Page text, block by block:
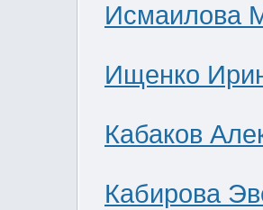
Исмаилова
Ищенко
Кабаков
Кабирова